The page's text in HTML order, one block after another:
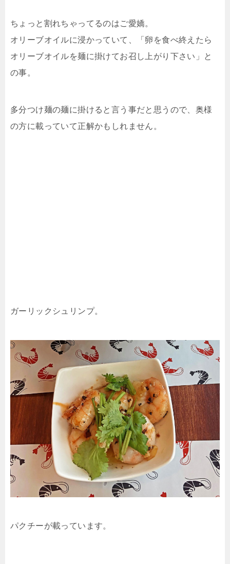
ちょっと割れちゃってるのはご愛嬌。
オリーブオイルに浸かっていて、「卵を食べ終えたら
オリーブオイルを麺に掛けてお召し上がり下さい」と
の事。
多分つけ麺の麺に掛けると言う事だと思うので、奥様
の方に載っていて正解かもしれません。
ガーリックシュリンプ。
パクチーが載っています。